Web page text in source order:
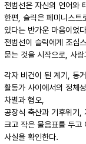
전범선은 자신의 언어와
한편, 슬릭은 페미니스트
있다는 반가운 마음이었
전범선이 슬릭에게 조심
묻는 것을 시작으로, 사
각자 비건이 된 계기, 동
활동가 사이에서의 정체
차별과 혐오,
공장식 축산과 기후위기,
크고 작은 물음표를 두고
사실을 확인한다.